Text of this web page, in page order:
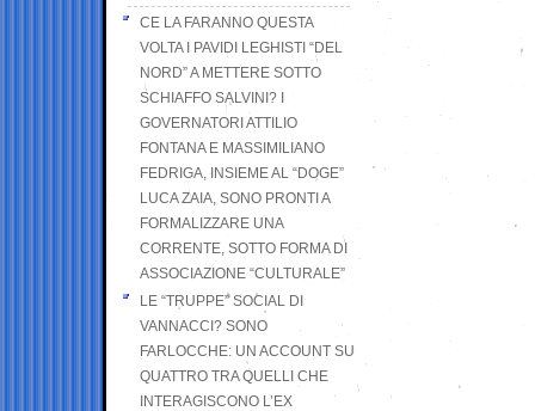
CE LA FARANNO QUESTA
VOLTA I PAVIDI LEGHISTI “DEL
NORD” A METTERE SOTTO
SCHIAFFO SALVINI? I
GOVERNATORI ATTILIO
FONTANA E MASSIMILIANO
FEDRIGA, INSIEME AL “DOGE”
LUCA ZAIA, SONO PRONTI A
FORMALIZZARE UNA
CORRENTE, SOTTO FORMA DI
ASSOCIAZIONE “CULTURALE”
LE “TRUPPE” SOCIAL DI
VANNACCI? SONO
FARLOCCHE: UN ACCOUNT SU
QUATTRO TRA QUELLI CHE
INTERAGISCONO L’EX